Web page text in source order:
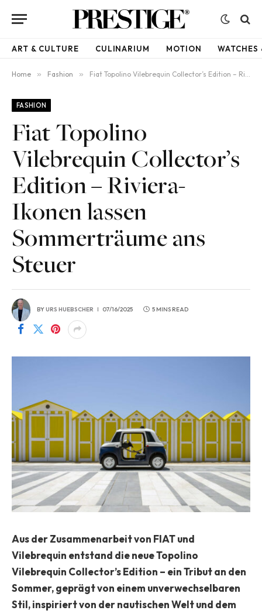
ART & CULTURE CULINARIUM MOTION WATCHES
Home » Fashion » Fiat Topolino Vilebrequin Collector’s Edition – Riviera-Ikonen lassen Sommerträume ans Steuer
FASHION
Fiat Topolino
Vilebrequin Collector’s
Edition – Riviera-
Ikonen lassen
Sommerträume ans
Steuer
BYURS HUEBSCHER 07/16/2025 5 MINS READ
Aus der Zusammenarbeit von FIAT und
Vilebrequin entstand die neue Topolino
Vilebrequin Collector’s Edition – ein Tribut an den
Sommer, geprägt von einem unverwechselbaren
Stil, inspiriert von der nautischen Welt und dem